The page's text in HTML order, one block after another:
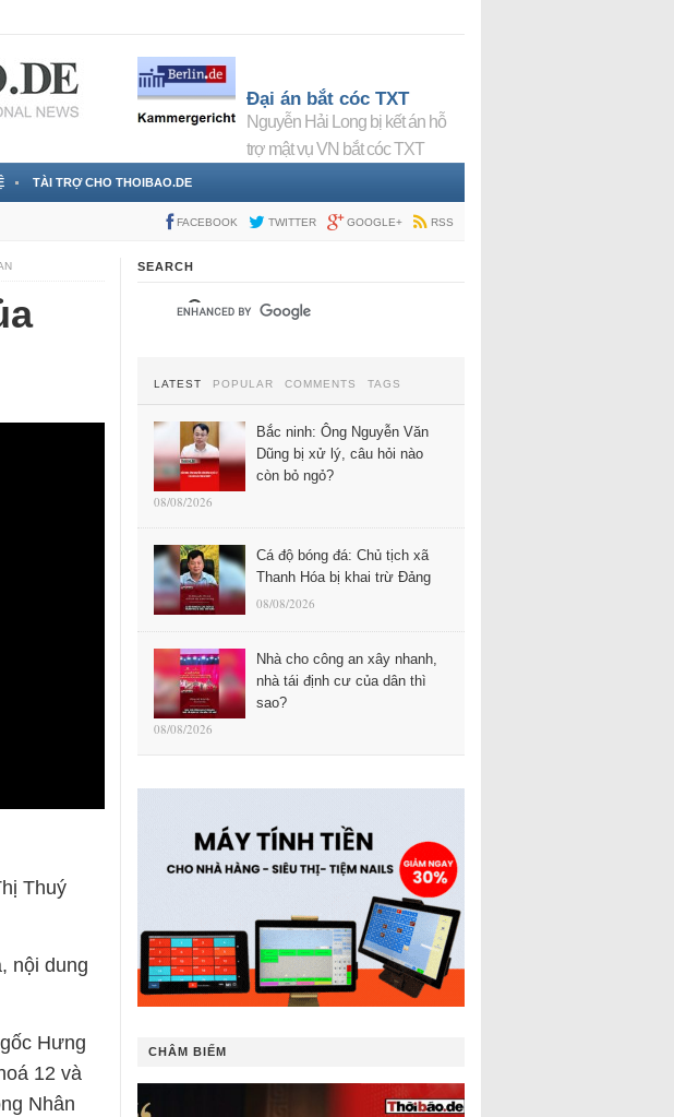
Đại án bắt cóc TXT
Nguyễn Hải Long bị kết án hỗ
trợ mật vụ VN bắt cóc TXT
TÀI TRỢ CHO THOIBAO.DE
FACEBOOK TWITTER GOOGLE+ RSS
Thuý
nội dung
Hưng
12 và
Nhân
SEARCH
LATEST POPULAR COMMENTS TAGS
Bắc ninh: Ông Nguyễn Văn
Dũng bị xử lý, câu hỏi nào
còn bỏ ngỏ?
08/08/2026
Cá độ bóng đá: Chủ tịch xã
Thanh Hóa bị khai trừ Đảng
08/08/2026
Nhà cho công an xây nhanh,
nhà tái định cư của dân thì
sao?
08/08/2026
CHÂM BIẾM